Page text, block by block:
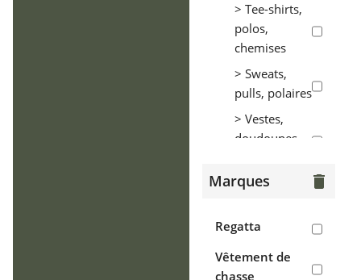
> Tee-shirts,
polos,
chemises
> Sweats,
pulls, polaires
> Vestes,
doudounes,
> Coupe-vent,
pluie
> Gilets
Marques delete
Regatta
Vêtement de
chasse